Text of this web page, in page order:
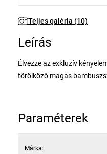
Teljes galéria (10)
Leírás
Élvezze az exkluzív
törölköző magas
kombinációja biztosítja a
A minőségi Bamboo
vidám zöld színnek
tulajdonságainak
Paraméterek
Márka: